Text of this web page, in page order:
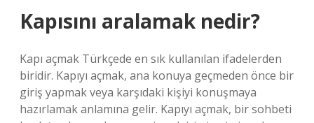
Kapısını aralamak nedir?
Kapı açmak Türkçede en sık kullanılan ifadelerden
biridir. Kapıyı açmak, ana konuya geçmeden önce bir
giriş yapmak veya karşıdaki kişiyi konuşmaya
hazırlamak anlamına gelir. Kapıyı açmak, bir sohbeti